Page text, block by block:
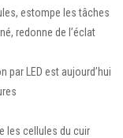
estompe les tâches
redonne de l’éclat
par LED est aujourd’hui
les cellules du cuir